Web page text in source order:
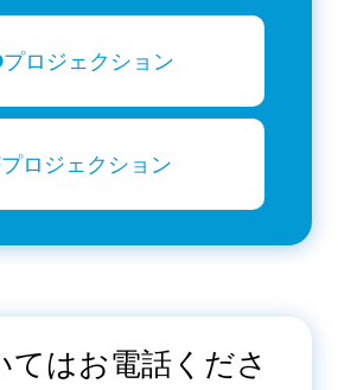
ロジェクション
ロジェクション
てはお電話くださ